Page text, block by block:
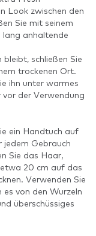
Look zwischen den
Sie mit seinem
anhaltende
schließen Sie
trockenen Ort.
ihn unter warmes
der Verwendung
ein Handtuch auf
jedem Gebrauch
Sie das Haar,
20 cm auf das
Verwenden Sie
von den Wurzeln
überschüssiges